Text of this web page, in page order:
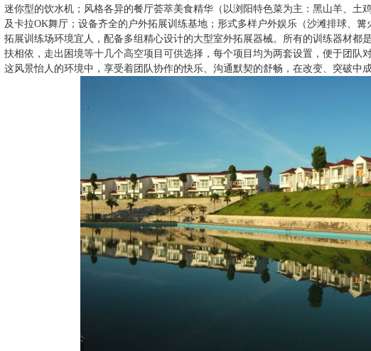
迷你型的饮水机；风格各异的餐厅荟萃美食精华（以浏阳特色菜为主：黑山羊、土
及卡拉OK舞厅；设备齐全的户外拓展训练基地；形式多样户外娱乐（沙滩排球、
拓展训练场环境宜人，配备多组精心设计的大型室外拓展器械。所有的训练器材都
扶相依，走出困境等十几个高空项目可供选择，每个项目均为两套设置，便于团队
这风景怡人的环境中，享受着团队协作的快乐、沟通默契的舒畅，在改变、突破中成